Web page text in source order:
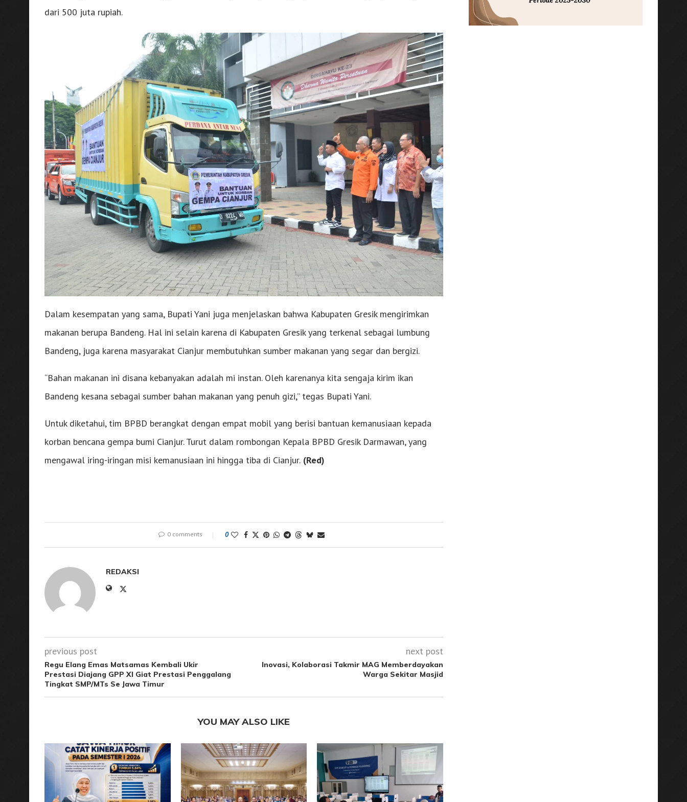
dari 500 juta rupiah.
Dalam kesempatan yang sama, Bupati Yani juga menjelaskan bahwa Kabupaten Gresik mengirimkan
makanan berupa Bandeng. Hal ini selain karena di Kabupaten Gresik yang terkenal sebagai lumbung
Bandeng, juga karena masyarakat Cianjur membutuhkan sumber makanan yang segar dan bergizi.
“Bahan makanan ini disana kebanyakan adalah mi instan. Oleh karenanya kita sengaja kirim ikan
Bandeng kesana sebagai sumber bahan makanan yang penuh gizi,” tegas Bupati Yani.
Untuk diketahui, tim BPBD berangkat dengan empat mobil yang berisi bantuan kemanusiaan kepada
korban bencana gempa bumi Cianjur. Turut dalam rombongan Kepala BPBD Gresik Darmawan, yang
mengawal iring-iringan misi kemanusiaan ini hingga tiba di Cianjur. (Red)
0 comments 0
REDAKSI
previous post
Regu Elang Emas Matsamas Kembali Ukir
Prestasi Diajang GPP XI Giat Prestasi Penggalang
Tingkat SMP/MTs Se Jawa Timur
next post
Inovasi, Kolaborasi Takmir MAG Memberdayakan
Warga Sekitar Masjid
YOU MAY ALSO LIKE